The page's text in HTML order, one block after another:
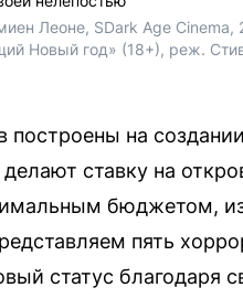
Леоне, SDark Age
Новый год» (18+), реж.
на
ставку на
бюджетом,
пять
статус благодаря